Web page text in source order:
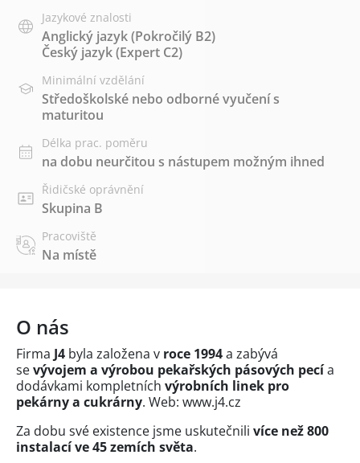
Jazykové znalosti
Anglický jazyk(Pokročilý B2)
Český jazyk(Expert C2)
Minimální vzdělání
Středoškolské nebo odborné vyučení s
maturitou
Délka prac. poměru
na dobu neurčitou s nástupem možným ihned
Řidičské oprávnění
Skupina B
Pracoviště
Na místě
O nás
Firma J4 byla založena v roce 1994a zabývá
sevývojem a výrobou pekařských pásových pecía
dodávkami kompletních výrobních linek pro
pekárny a cukrárny. Web: www.j4.cz
Za dobu své existence jsme uskutečnili více než 800
instalací ve 45 zemích světa.